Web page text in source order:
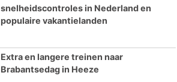
snelheidscontroles in Nederland en
populaire vakantielanden
Extra en langere treinen naar
Brabantsedag in Heeze